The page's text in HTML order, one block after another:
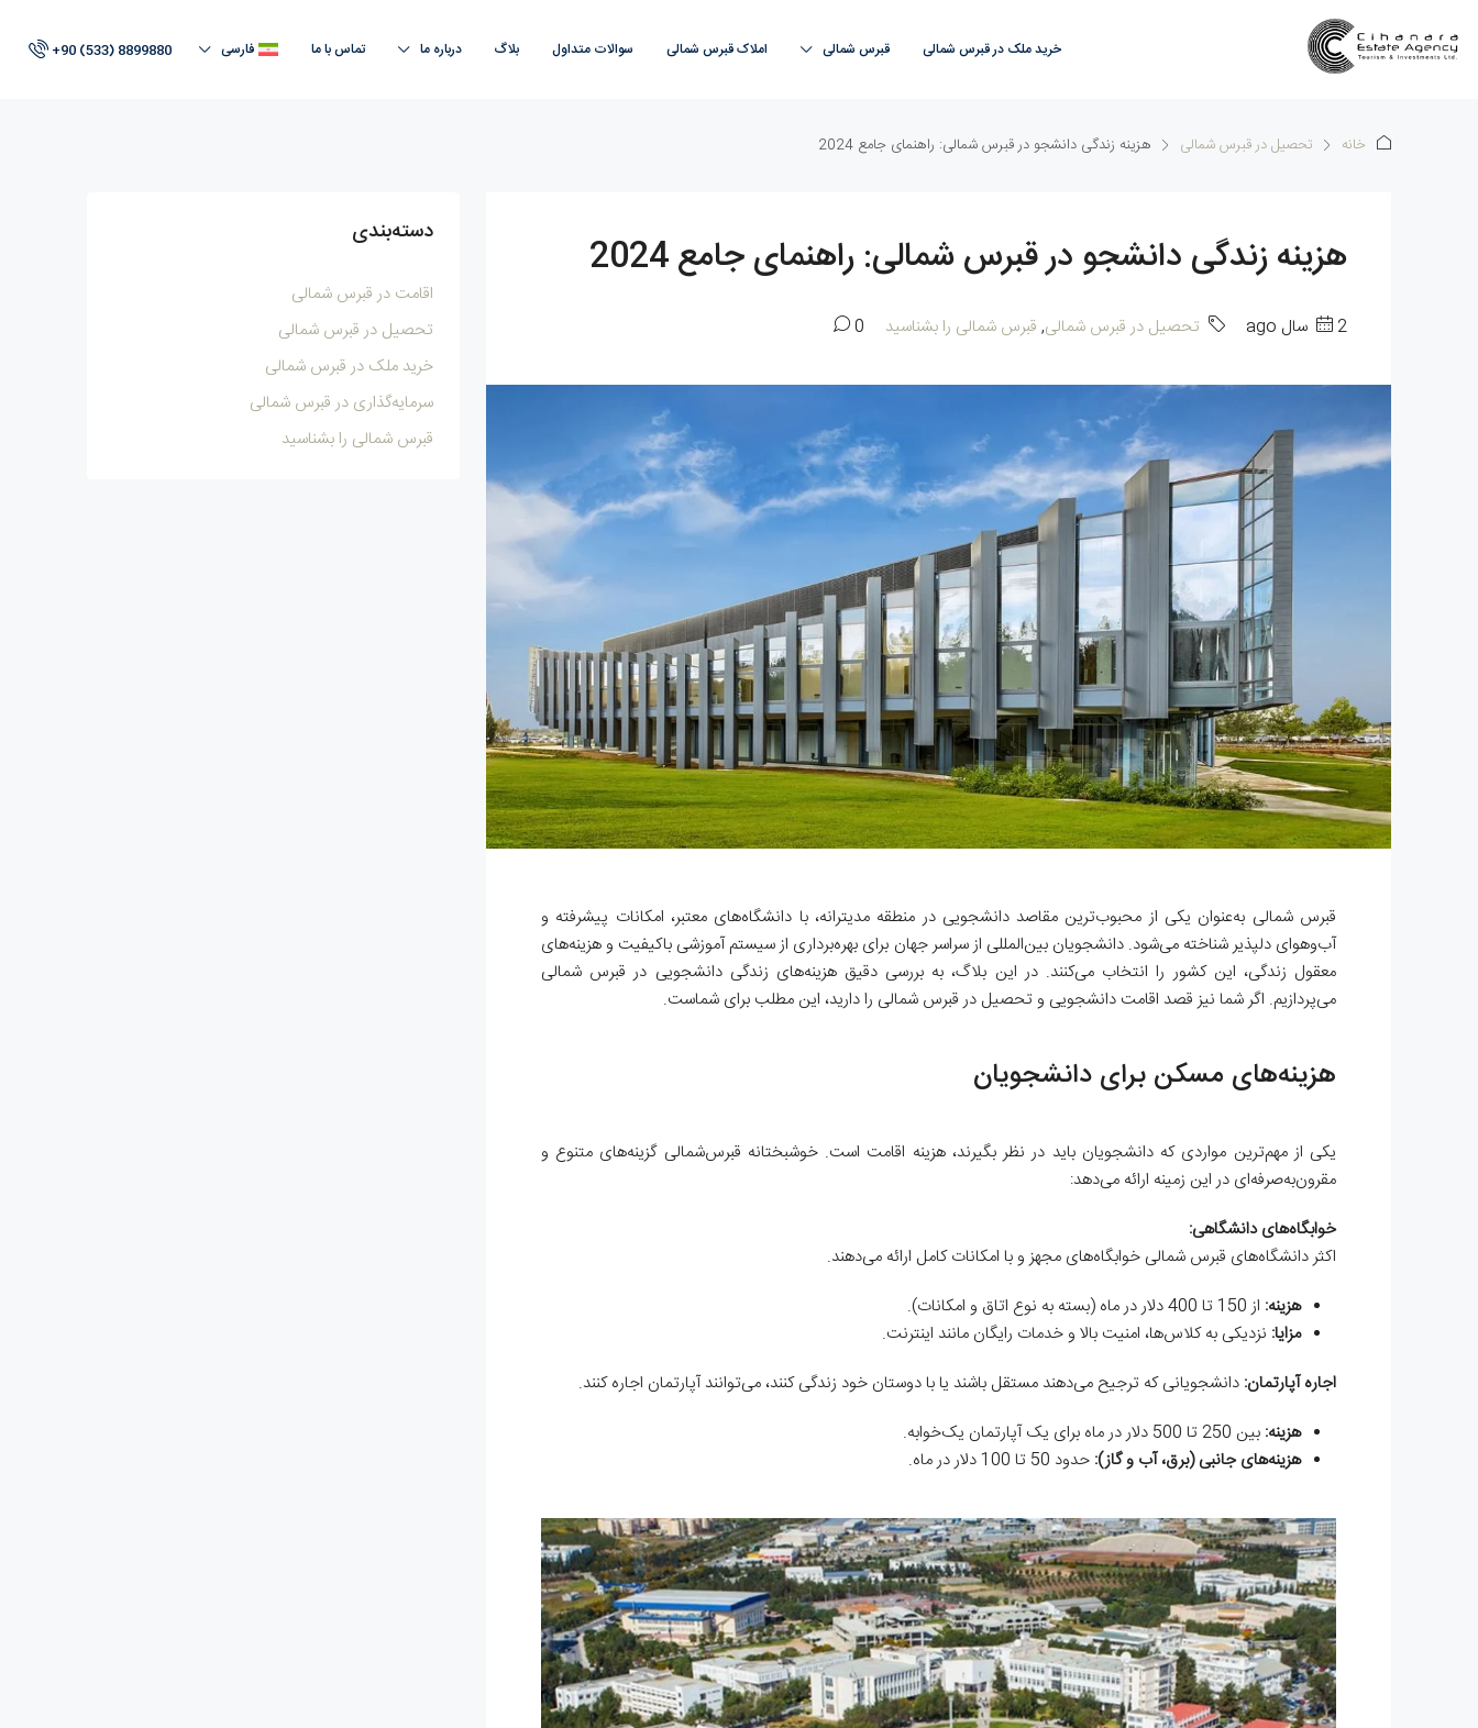
خرید ملک در قبرس شمالی قبرس‌ شمالی املاک قبرس‌ شمالی سوالات متداول بلاگ درباره ما تماس با ما فارسی +90 (533) 8899880
خانه تحصیل در قبرس‌ شمالی هزینه زندگی دانشجو در قبرس شمالی: راهنمای جامع 2024
هزینه زندگی دانشجو در قبرس شمالی: راهنمای جامع 2024
2 سال ago تحصیل در قبرس‌ شمالی, قبرس‌ شمالی را بشناسید 0
قبرس شمالی به‌عنوان یکی از محبوب‌ترین مقاصد دانشجویی در منطقه مدیترانه، با دانشگاه‌های معتبر، امکانات پیشرفته و
آب‌وهوای دلپذیر شناخته می‌شود. دانشجویان بین‌المللی از سراسر جهان برای بهره‌برداری از سیستم آموزشی باکیفیت و هزینه‌های
معقول زندگی، این کشور را انتخاب می‌کنند. در این بلاگ، به بررسی دقیق هزینه‌های زندگی دانشجویی در قبرس شمالی
می‌پردازیم. اگر شما نیز قصد اقامت دانشجویی و تحصیل در قبرس شمالی را دارید، این مطلب برای شماست.
هزینه‌های مسکن برای دانشجویان
یکی از مهم‌ترین مواردی که دانشجویان باید در نظر بگیرند، هزینه اقامت است. خوشبختانه قبرس‌شمالی گزینه‌های متنوع و
مقرون‌به‌صرفه‌ای در این زمینه ارائه می‌دهد:
خوابگاه‌های دانشگاهی:
اکثر دانشگاه‌های قبرس شمالی خوابگاه‌های مجهز و با امکانات کامل ارائه می‌دهند.
هزینه: از 150 تا 400 دلار در ماه (بسته به نوع اتاق و امکانات).
مزایا: نزدیکی به کلاس‌ها، امنیت بالا و خدمات رایگان مانند اینترنت.
اجاره آپارتمان: دانشجویانی که ترجیح می‌دهند مستقل باشند یا با دوستان خود زندگی کنند، می‌توانند آپارتمان اجاره کنند.
هزینه: بین 250 تا 500 دلار در ماه برای یک آپارتمان یک‌خوابه.
هزینه‌های جانبی (برق، آب و گاز): حدود 50 تا 100 دلار در ماه.
دسته‌بندی
اقامت در قبرس‌ شمالی
تحصیل در قبرس‌ شمالی
خرید ملک در قبرس‌ شمالی
سرمایه‌گذاری در قبرس‌ شمالی
قبرس‌ شمالی را بشناسید